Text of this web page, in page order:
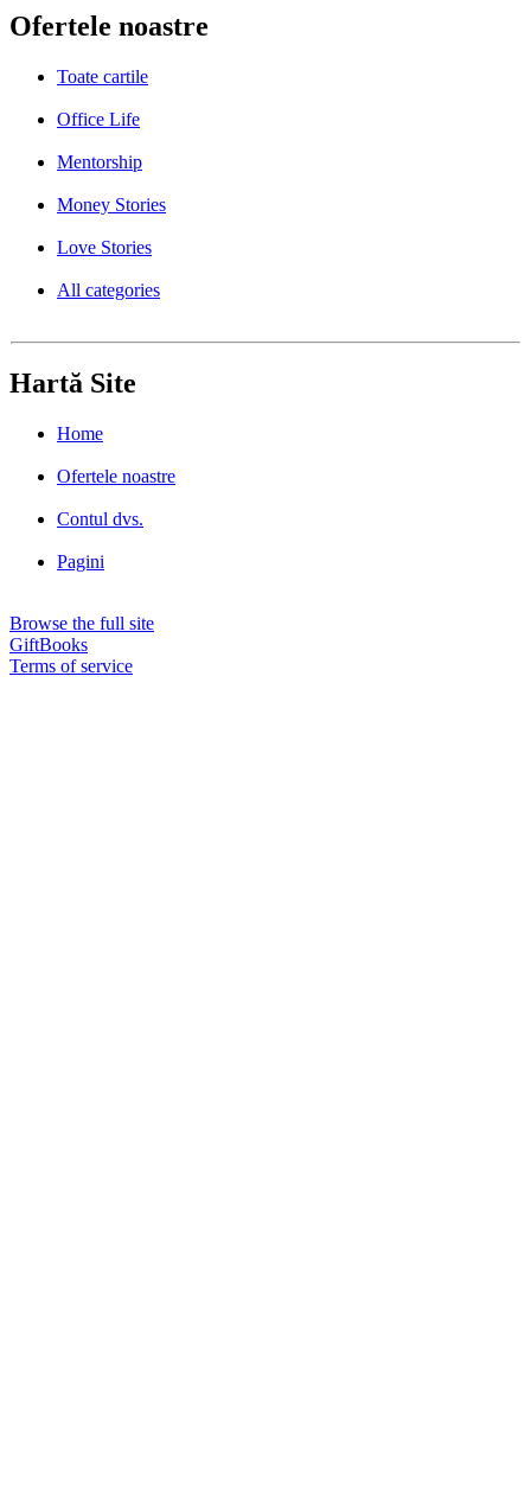
Ofertele noastre
Toate cartile
Office Life
Mentorship
Money Stories
Love Stories
All categories
Hartă Site
Home
Ofertele noastre
Contul dvs.
Pagini
Browse the full site
GiftBooks
Terms of service